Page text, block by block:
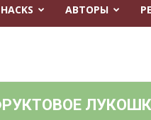
АВТОРЫ